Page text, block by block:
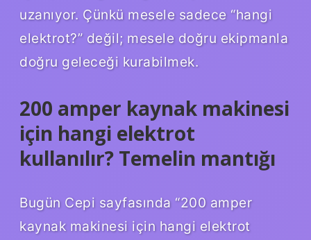
uzanıyor. Çünkü mesele sadece “hangi
elektrot?” değil; mesele doğru ekipmanla
doğru geleceği kurabilmek.
200 amper kaynak makinesi
için hangi elektrot
kullanılır? Temelin mantığı
Bugün Cepi sayfasında “200 amper
kaynak makinesi için hangi elektrot